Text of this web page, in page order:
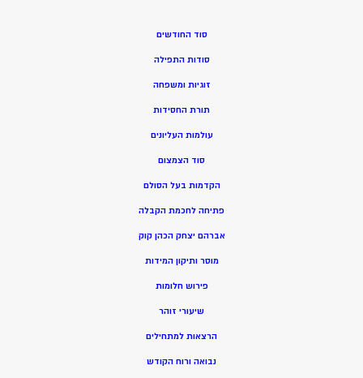
סוד החודשים
סודות התפילה
זוגיות ומשפחה
תורת החסידות
עולמות העליונים
סוד הצמצום
הקדמות בעל הסולם
פתיחה לחכמת הקבלה
אברהם יצחק הכהן קוק
מוסר ותיקון המידות
פירוש חלומות
שיעורי זוהר
הרצאות למתחילים
נבואה ורוח הקודש